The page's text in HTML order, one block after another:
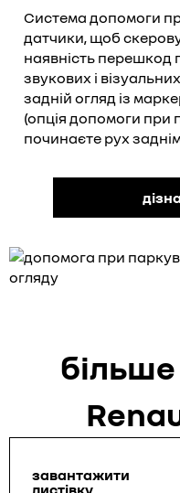
Система допомоги
датчики, щоб
наявність
звукових і
задній огляд із
(опція допомоги при
починаєте рух
завантажити